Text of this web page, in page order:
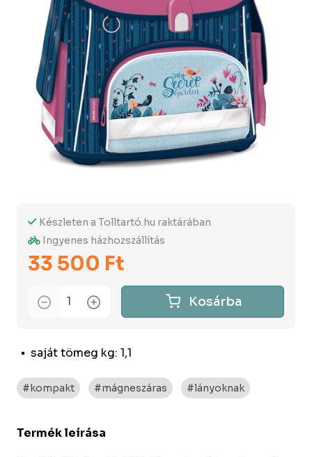
saját tömeg kg: 1,1
Készleten a Tolltartó.hu raktárában
Ingyenes házhozszállítás
33 500 Ft
Kosárba
#kompakt #mágneszáras #lányoknak
Termék leírása